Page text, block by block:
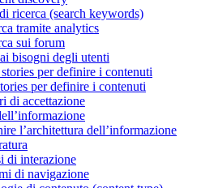
ricerca (search keywords)
tramite analytics
sui forum
bisogni degli utenti
per definire i contenuti
per definire i contenuti
di accettazione
l’architettura dell’informazione
di interazione
di navigazione